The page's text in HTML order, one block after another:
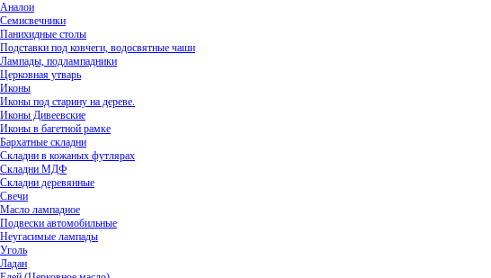
Аналои
Семисвечники
Панихидные столы
Подставки под ковчеги, водосвятные чаши
Лампады, подлампадники
Церковная утварь
Иконы
Иконы под старину на дереве.
Иконы Дивеевские
Иконы в багетной рамке
Бархатные складни
Складни в кожаных футлярах
Складни МДФ
Складни деревянные
Свечи
Масло лампадное
Подвески автомобильные
Неугасимые лампады
Уголь
Ладан